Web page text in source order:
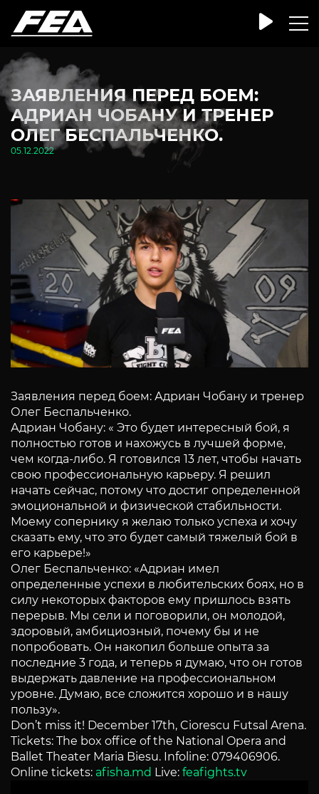
ЗАЯВЛЕНИЯ ПЕРЕД БОЕМ:
АДРИАН ЧОБАНУ И ТРЕНЕР
ОЛЕГ БЕСПАЛЬЧЕНКО.
05.12.2022
Заявления перед боем: Адриан Чобану и тренер
Олег Беспальченко.
Адриан Чобану: « Это будет интересный бой, я
полностью готов и нахожусь в лучшей форме,
чем когда-либо. Я готовился 13 лет, чтобы начать
свою профессиональную карьеру. Я решил
начать сейчас, потому что достиг определенной
эмоциональной и физической стабильности.
Моему сопернику я желаю только успеха и хочу
сказать ему, что это будет самый тяжелый бой в
его карьере!»
Олег Беспальченко: «Адриан имел
определенные успехи в любительских боях, но в
силу некоторых факторов ему пришлось взять
перерыв. Мы сели и поговорили, он молодой,
здоровый, амбициозный, почему бы и не
попробовать. Он накопил больше опыта за
последние 3 года, и теперь я думаю, что он готов
выдержать давление на профессиональном
уровне. Думаю, все сложится хорошо и в нашу
пользу».
Don’t miss it! December 17th, Ciorescu Futsal Arena.
Tickets: The box office of the National Opera and
Ballet Theater Maria Biesu. Infoline: 079406906.
Online tickets: afisha.md Live: feafights.tv